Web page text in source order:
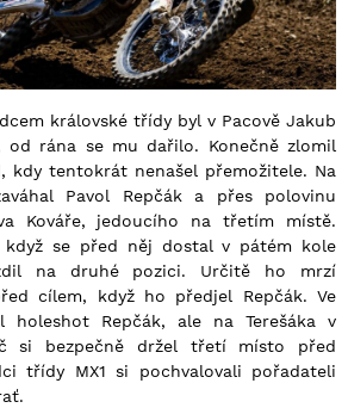
královské třídy byl v Pacově Jakub
od rána se mu dařilo. Konečně zlomil
kdy tentokrát nenašel přemožitele. Na
Pavol Repčák a přes polovinu
Kováře, jedoucího na třetím místě.
se před něj dostal v pátém kole
na druhé pozici. Určitě ho mrzí
cílem, když ho předjel Repčák. Ve
holeshot Repčák, ale na Terešáka v
si bezpečně držel třetí místo před
třídy MX1 si pochvalovali pořadateli